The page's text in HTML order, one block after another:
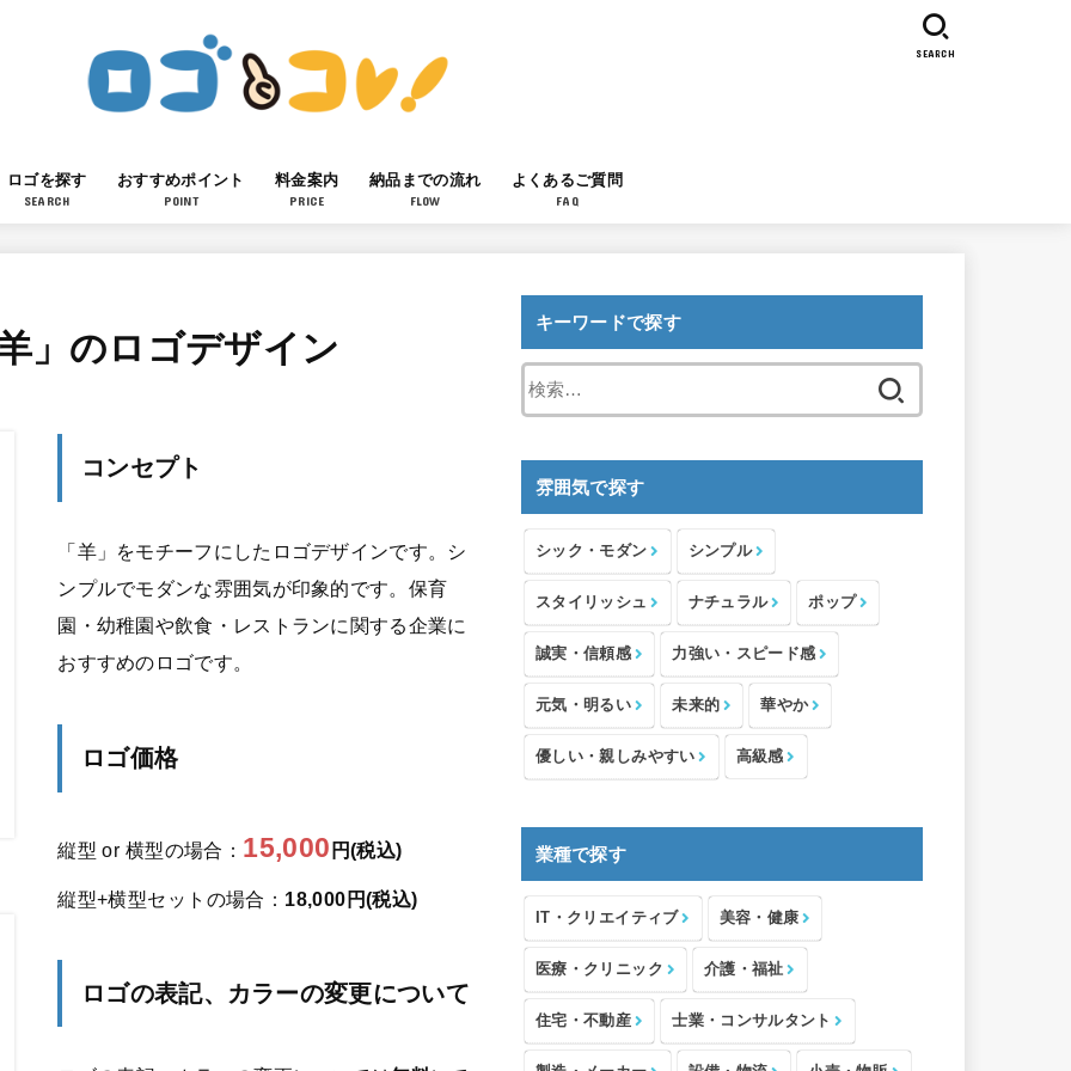
ロゴを探す
SEARCH
おすすめポイント
POINT
料金案内
PRICE
納品までの流れ
FLOW
よくあるご質問
FAQ
SEARCH
」のロゴデザイン
コンセプト
「羊」をモチーフにしたロゴデザインです。シ
ンプルでモダンな雰囲気が印象的です。保育
園・幼稚園や飲食・レストランに関する企業に
おすすめのロゴです。
ロゴ価格
縦型 or 横型の場合： 15,000 円(税込)
縦型+横型セットの場合： 18,000円(税込)
ロゴの表記、カラーの変更について
キーワードで探す
索:
雰囲気で探す
シック・モダン シンプル
スタイリッシュ ナチュラル ポップ
誠実・信頼感 力強い・スピード感
元気・明るい 未来的 華やか
優しい・親しみやすい 高級感
業種で探す
IT・クリエイティブ 美容・健康
医療・クリニック 介護・福祉
住宅・不動産 士業・コンサルタント